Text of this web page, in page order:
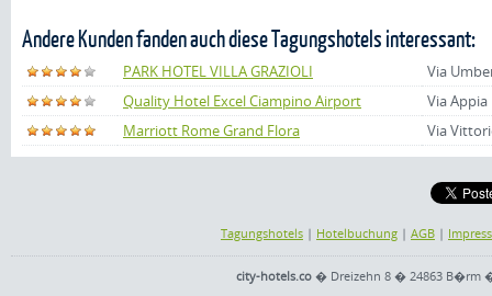
Andere Kunden fanden auch diese Tagungshotels interessant:
PARK HOTEL VILLA GRAZIOLI
Via
Quality Hotel Excel Ciampino Airport
Via
Marriott Rome Grand Flora
Via
Tagungshotels | Hotelbuchung | AGB |
city-hotels.co� Dreizehn 8 � 24863 B�rm �